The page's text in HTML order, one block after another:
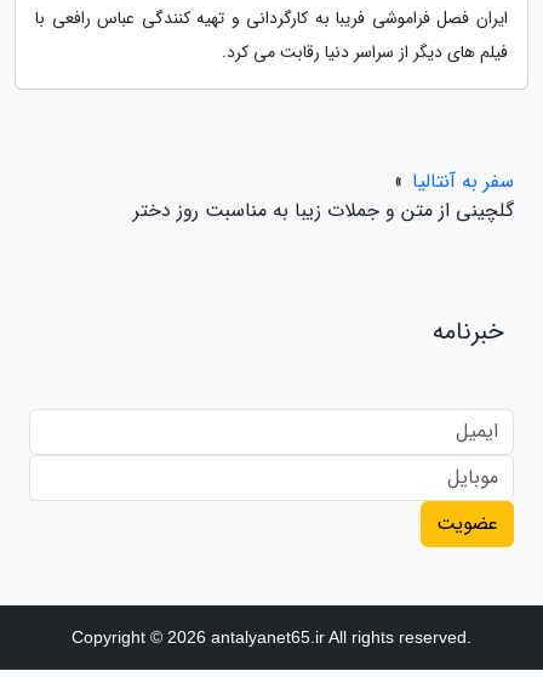
ایران فصل فراموشی فریبا به کارگردانی و تهیه کنندگی عباس رافعی با
فیلم های دیگر از سراسر دنیا رقابت می کرد.
سفر به آنتالیا »
گلچینی از متن و جملات زیبا به مناسبت روز دختر
خبرنامه
عضویت
Copyright © 2026 antalyanet65.ir All rights reserved.